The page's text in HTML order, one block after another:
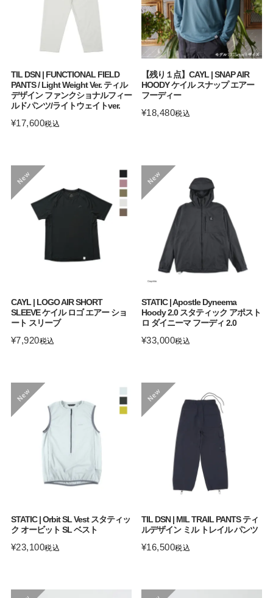
TIL DSN | FUNCTIONAL FIELD
PANTS / Light Weight Ver. ティル
デザイン ファンクショナルフィー
ルドパンツ/ライトウェイトver.
¥17,600税込
【残り１点】CAYL | SNAP AIR
HOODY ケイル スナップ エアー
フーディー
¥18,480税込
CAYL | LOGO AIR SHORT
SLEEVE ケイル ロゴ エアー ショ
ート スリーブ
¥7,920税込
STATIC | Apostle Dyneema
Hoody 2.0 スタティック アポスト
ロ ダイニーマ フーディ 2.0
¥33,000税込
STATIC | Orbit SL Vest スタティッ
ク オービット SL ベスト
¥23,100税込
TIL DSN | MIL TRAIL PANTS ティ
ルデザイン ミル トレイル パンツ
¥16,500税込